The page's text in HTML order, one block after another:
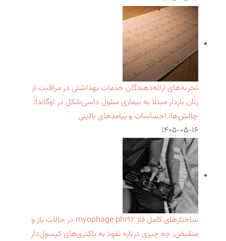
تجربه‌های ارائه‌دهندگان خدمات بهداشتی در مراقبت از
زنان باردار مبتلا به بیماری سلول داسی‌شکل در اوگاندا:
چالش‌ها، احساسات و پیامدهای بالینی
۱۴۰۵-۰۵-۱۶
ساختارهای کامل فاژ myophage phi۹۲ در حالات باز و
منقبض: چه چیزی درباره نفوذ به باکتری‌های کپسول‌دار